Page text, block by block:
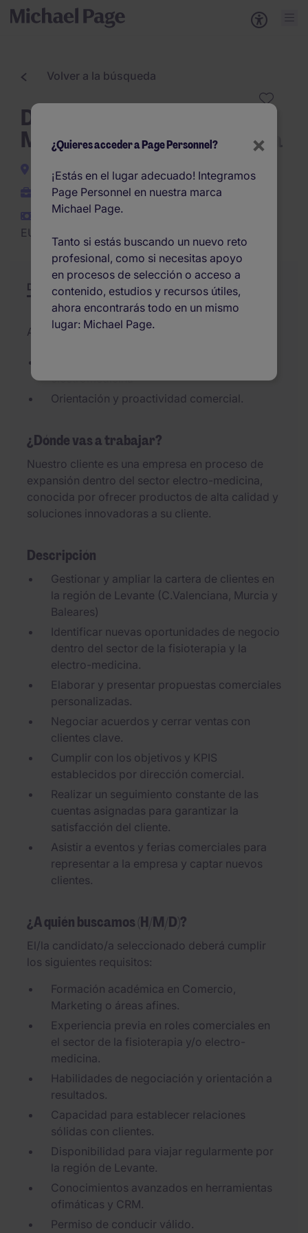
Volver a la búsqueda
Delegado/a Comercial -
Medical Devices Fisioterapia
Valencia Ciudad
Permanente
EUR35.000 -
EUR42.000 por año
Descripción Resumen Otras ofertas
Actualizado el 18/06/2026
electromedicina
Orientación y proactividad comercial.
¿Dónde vas a trabajar?
Nuestro cliente es una empresa en proceso de
expansión dentro del sector electro-medicina,
conocida por ofrecer productos de alta calidad y
soluciones innovadoras a su cliente.
Descripción
Gestionar y ampliar la cartera de clientes en
la región de Levante (C.Valenciana, Murcia y
Baleares)
Identificar nuevas oportunidades de negocio
dentro del sector de la fisioterapia y la
electro-medicina.
Elaborar y presentar propuestas comerciales
personalizadas.
Negociar acuerdos y cerrar ventas con
clientes clave.
Cumplir con los objetivos y KPIS
establecidos por dirección comercial.
Realizar un seguimiento constante de las
cuentas asignadas para garantizar la
satisfacción del cliente.
Asistir a eventos y ferias comerciales para
representar a la empresa y captar nuevos
clientes.
¿A quién buscamos (H/M/D)?
El/la candidato/a seleccionado deberá cumplir
los siguientes requisitos:
Formación académica en Comercio,
Marketing o áreas afines.
Experiencia previa en roles comerciales en
el sector de la fisioterapia y/o electro-
medicina.
Habilidades de negociación y orientación a
resultados.
Capacidad para establecer relaciones
sólidas con clientes.
Disponibilidad para viajar regularmente por
la región de Levante.
Conocimientos avanzados en herramientas
ofimáticas y CRM.
Permiso de conducir válido.
×
¿Quieres acceder a Page Personnel?
¡Estás en el lugar adecuado! Integramos
Page Personnel en nuestra marca
Michael Page.
Tanto si estás buscando un nuevo reto
profesional, como si necesitas apoyo
en procesos de selección o acceso a
contenido, estudios y recursos útiles,
ahora encontrarás todo en un mismo
lugar: Michael Page.